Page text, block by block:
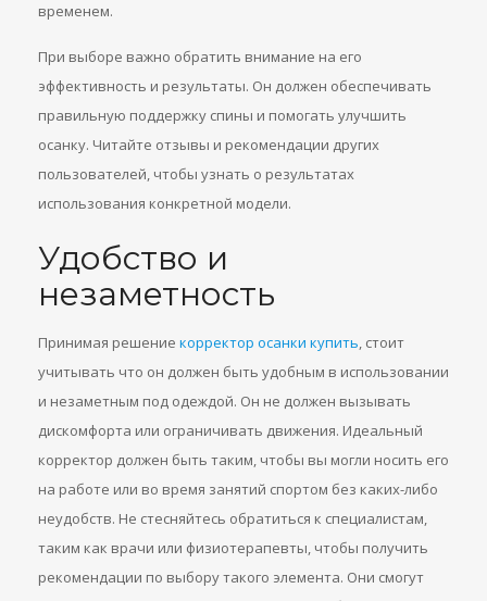
временем.
При выборе важно обратить внимание на его
эффективность и результаты. Он должен обеспечивать
правильную поддержку спины и помогать улучшить
осанку. Читайте отзывы и рекомендации других
пользователей, чтобы узнать о результатах
использования конкретной модели.
Удобство и
незаметность
Принимая решение корректор осанки купить, стоит
учитывать что он должен быть удобным в использовании
и незаметным под одеждой. Он не должен вызывать
дискомфорта или ограничивать движения. Идеальный
корректор должен быть таким, чтобы вы могли носить его
на работе или во время занятий спортом без каких-либо
неудобств. Не стесняйтесь обратиться к специалистам,
таким как врачи или физиотерапевты, чтобы получить
рекомендации по выбору такого элемента. Они смогут